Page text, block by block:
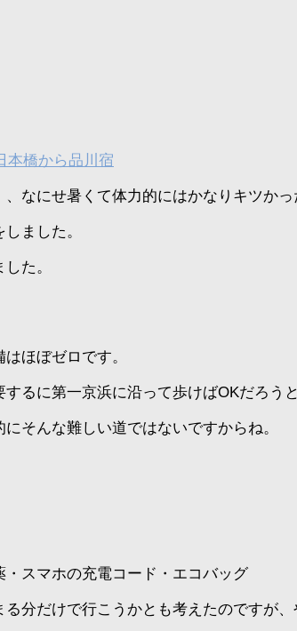
本橋から品川宿
なにせ暑くて体力的にはかなりキツかっ
ました。
た。
ほぼゼロです。
るに第一京浜に沿って歩けばOKだろうと
そんな難しい道ではないですからね。
スマホの充電コード・エコバッグ
分だけで行こうかとも考えたのですが